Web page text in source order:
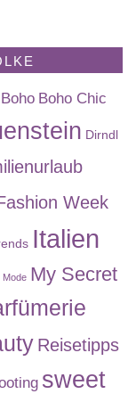
Boho Boho Chic
Dirndl
Week
Italien
Mode My Secret
Reisetipps
sweet